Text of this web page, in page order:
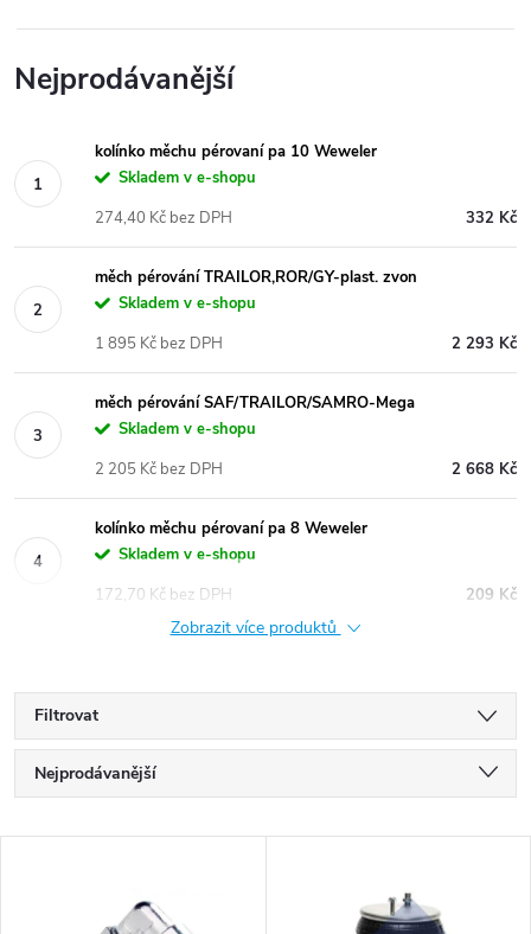
Nejprodávanější
kolínko měchu pérovaní pa 10 Weweler
Skladem v e-shopu
332 Kč
274,40 Kč bez DPH
měch pérování TRAILOR,ROR/GY-plast. zvon
Skladem v e-shopu
2 293 Kč
1 895 Kč bez DPH
měch pérování SAF/TRAILOR/SAMRO-Mega
Skladem v e-shopu
2 668 Kč
2 205 Kč bez DPH
kolínko měchu pérovaní pa 8 Weweler
Skladem v e-shopu
209 Kč
172,70 Kč bez DPH
Zobrazit více produktů
Filtrovat
Ř
a
Nejprodávanější